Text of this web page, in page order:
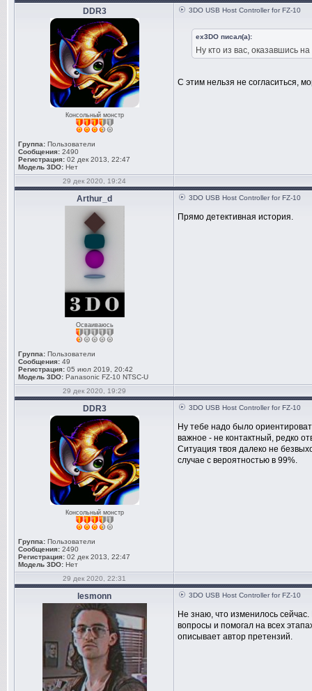
DDR3
Консольный монстр
Группа: Пользователи
Сообщения: 2490
Регистрация: 02 дек 2013, 22:47
Модель 3DO: Нет
3DO USB Host Controller for FZ-10
ex3DO писал(а):
Ну кто из вас, оказавшись
С этим нельзя не согласиться,
29 дек 2020, 19:24
Arthur_d
Осваиваюсь
Группа: Пользователи
Сообщения: 49
Регистрация: 05 июл 2019, 20:42
Модель 3DO: Panasonic FZ-10 NTSC-U
3DO USB Host Controller for FZ-10
Прямо детективная история.
29 дек 2020, 19:29
DDR3
Консольный монстр
Группа: Пользователи
Сообщения: 2490
Регистрация: 02 дек 2013, 22:47
Модель 3DO: Нет
3DO USB Host Controller for FZ-10
Ну тебе надо было
важное - не контактный, редко
Ситуация твоя далеко не
случае с вероятностью в 99%.
29 дек 2020, 22:31
lesmonn 3DO USB Host Controller for FZ-10
Не знаю, что изменилось
вопросы и помогал на всех
описывает автор претензий.